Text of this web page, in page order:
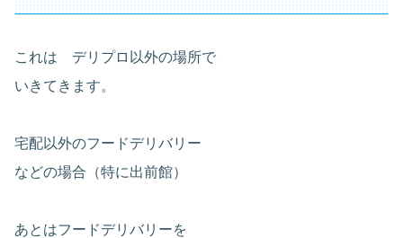
これは デリプロ以外の場所で
いきてきます。
宅配以外のフードデリバリー
などの場合（特に出前館）
あとはフードデリバリーを